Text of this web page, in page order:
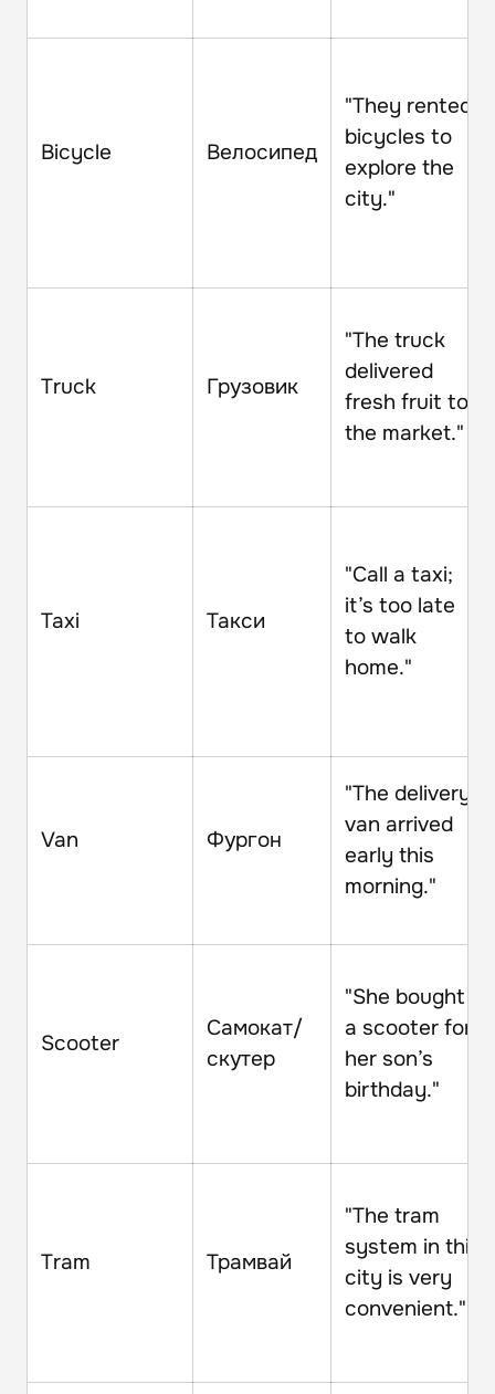
Bicycle Велосипед
"They rented
bicycles to
explore the
city."
Truck Грузовик
"The truck
delivered
fresh fruit to
the market."
Taxi Такси
"Call a taxi;
it’s too late
to walk
home."
Van Фургон
"The delivery
van arrived
early this
morning."
Scooter
Самокат/
скутер
"She bought
a scooter for
her son’s
birthday."
Tram Трамвай
"The tram
system in this
city is very
convenient."